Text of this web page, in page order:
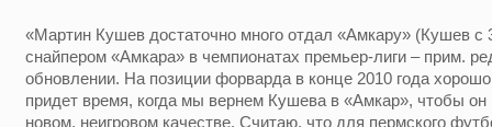
«Мартин Кушев достаточно много отдал «Амкару» (Кушев
снайпером «Амкара» в чемпионатах премьер-лиги – прим.
обновлении. На позиции форварда в конце 2010 года
придет время, когда мы вернем Кушева в «Амкар», чтобы
новом, неигровом качестве. Считаю, что для пермского